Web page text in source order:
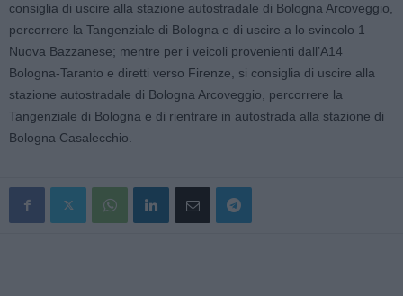
consiglia di uscire alla stazione autostradale di Bologna Arcoveggio,
percorrere la Tangenziale di Bologna e di uscire a lo svincolo 1
Nuova Bazzanese; mentre per i veicoli provenienti dall’A14
Bologna-Taranto e diretti verso Firenze, si consiglia di uscire alla
stazione autostradale di Bologna Arcoveggio, percorrere la
Tangenziale di Bologna e di rientrare in autostrada alla stazione di
Bologna Casalecchio.